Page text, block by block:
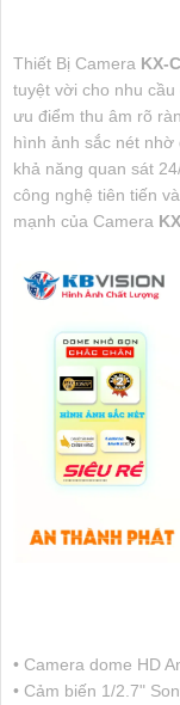
Thiết Bị Camera KX-
tuyệt vời cho nhu
ưu điểm thu âm rõ
hình ảnh sắc nét nhờ
khả năng quan sát
công nghệ tiên tiến
mạnh của Camera
• Camera dome HD
• Cảm biến 1/2.7"